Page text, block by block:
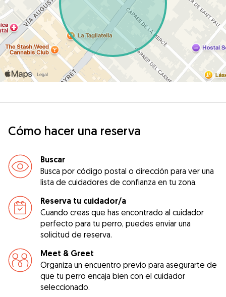
Cómo hacer una reserva
Buscar
Busca por código postal o dirección para ver una
lista de cuidadores de confianza en tu zona.
Reserva tu cuidador/a
Cuando creas que has encontrado al cuidador
perfecto para tu perro, puedes enviar una
solicitud de reserva.
Meet & Greet
Organiza un encuentro previo para asegurarte de
que tu perro encaja bien con el cuidador
seleccionado.